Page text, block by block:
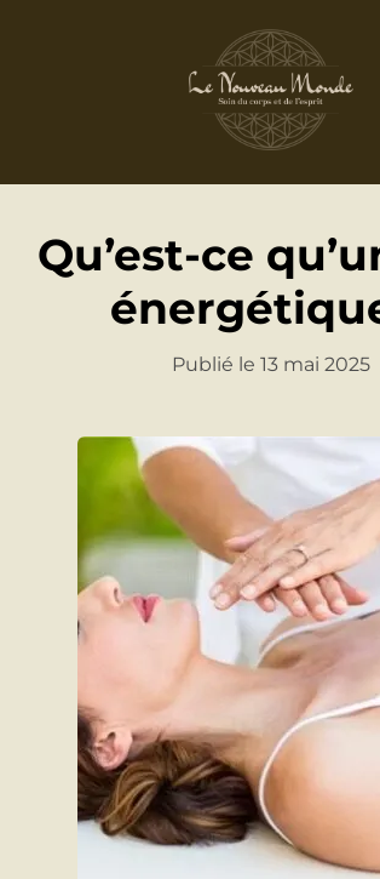
Qu’est-ce
Publié le 13 mai 2025